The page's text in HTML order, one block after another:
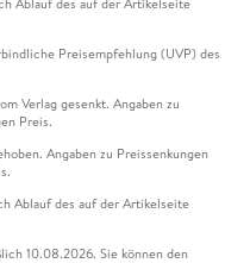
Preisempfehlung (UVP) des
Verlag gesenkt. Angaben zu
Preis.
Angaben zu Preissenkungen
Ablauf des auf der Artikelseite
10.08.2026. Sie können den